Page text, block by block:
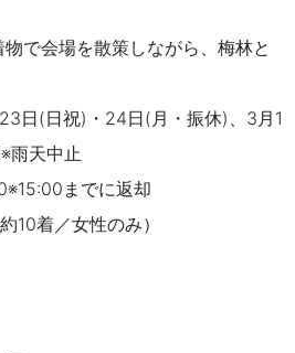
で会場を散策しながら、梅林と
日(日祝)・24日(月・振休)、3月1
雨天中止
までに返却
10着／女性のみ）